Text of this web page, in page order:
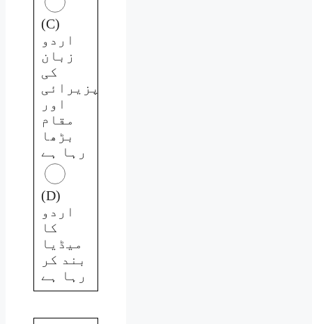
(C)
اردو
زبان
کی
پزیرائی
اور
مقام
بڑھا
رہا ہے
(D)
اردو
کا
میڈیا
بند کر
رہا ہے